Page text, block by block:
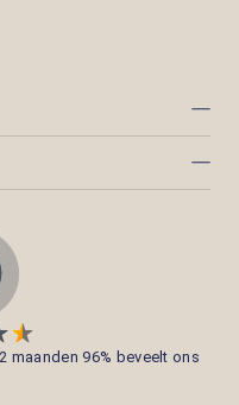
maanden 96% beveelt ons